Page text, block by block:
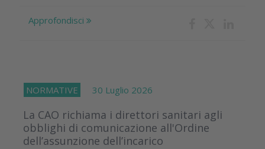
Approfondisci
NORMATIVE 30 Luglio 2026
La CAO richiama i direttori sanitari agli
obblighi di comunicazione all'Ordine
dell’assunzione dell’incarico